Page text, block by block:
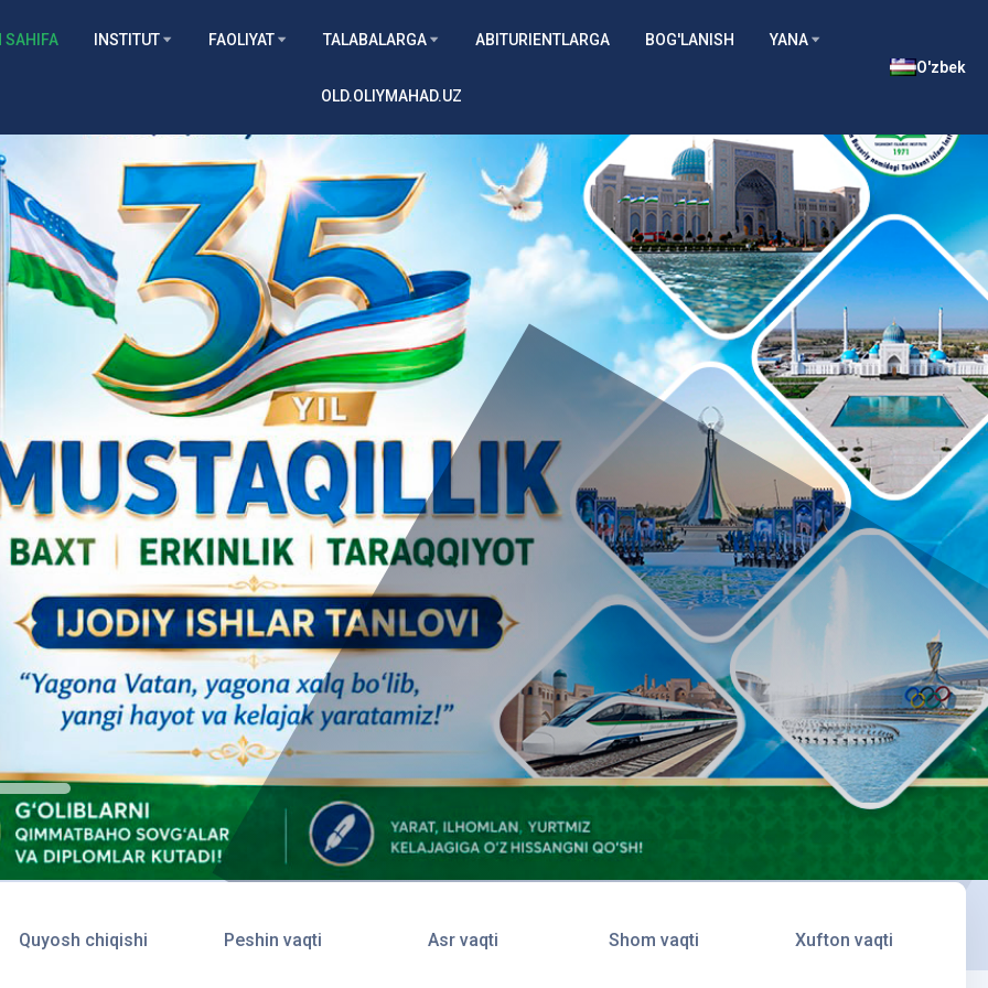
SAHIFA INSTITUT FAOLIYAT TALABALARGA ABITURIENTLARGA BOG'LANISH YANA
OLD.OLIYMAHAD.UZ
O'zbek
Quyosh chiqishi Peshin vaqti Asr vaqti Shom vaqti Xufton vaqti